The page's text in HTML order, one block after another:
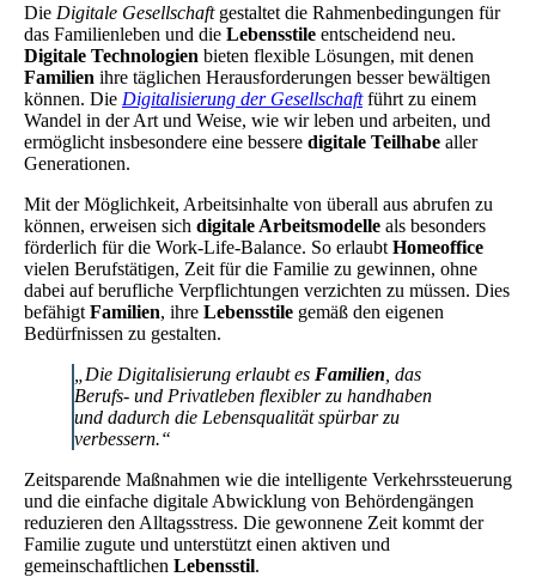
Die Digitale Gesellschaftgestaltet die Rahmenbedingungen für
das Familienleben und die Lebensstile entscheidend neu.
Digitale Technologien bieten flexible Lösungen, mit denen
Familien ihre täglichen Herausforderungen besser bewältigen
können. Die Digitalisierung der Gesellschaftführt zu einem
Wandel in der Art und Weise, wie wir leben und arbeiten, und
ermöglicht insbesondere eine bessere digitale Teilhabe aller
Generationen.
Mit der Möglichkeit, Arbeitsinhalte von überall aus abrufen zu
können, erweisen sich digitale Arbeitsmodelle als besonders
förderlich für die Work-Life-Balance. So erlaubt Homeoffice
vielen Berufstätigen, Zeit für die Familie zu gewinnen, ohne
dabei auf berufliche Verpflichtungen verzichten zu müssen. Dies
befähigt Familien, ihre Lebensstile gemäß den eigenen
Bedürfnissen zu gestalten.
„Die Digitalisierung erlaubt es Familien , das
Berufs- und Privatleben flexibler zu handhaben
und dadurch die Lebensqualität spürbar zu
verbessern.“
Zeitsparende Maßnahmen wie die intelligente Verkehrssteuerung
und die einfache digitale Abwicklung von Behördengängen
reduzieren den Alltagsstress. Die gewonnene Zeit kommt der
Familie zugute und unterstützt einen aktiven und
gemeinschaftlichen Lebensstil.